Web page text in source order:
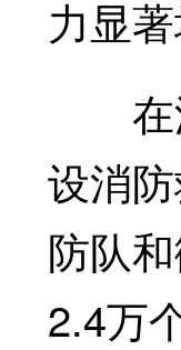
力显著
在深
设消
防队
2.4万